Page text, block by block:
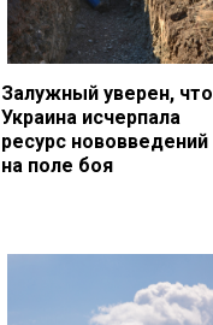
Залужный уверен, что
Украина исчерпала
ресурс нововведений
на поле боя